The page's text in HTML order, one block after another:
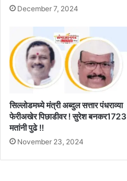
December 7, 2024
सिल्लोडमध्ये मंत्री अब्दुल सत्तार पंधराव्या
फेरीअखेर पिछाडीवर ! सुरेश बनकर1723
मतांनी पुढे !!
November 23, 2024